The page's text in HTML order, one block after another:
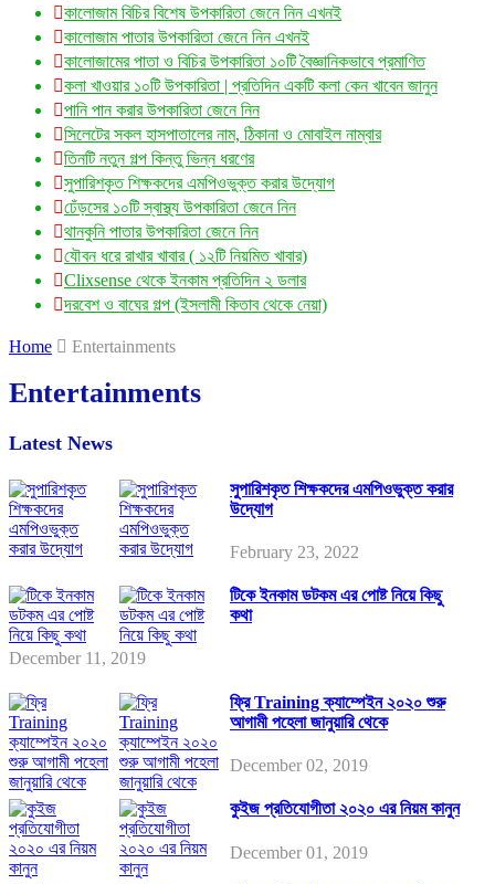
কালোজাম বিচির বিশেষ উপকারিতা জেনে নিন এখনই
কালোজাম পাতার উপকারিতা জেনে নিন এখনই
কালোজামের পাতা ও বিচির উপকারিতা ১০টি বৈজ্ঞানিকভাবে প্রমাণিত
কলা খাওয়ার ১০টি উপকারিতা | প্রতিদিন একটি কলা কেন খাবেন জানুন
পানি পান করার উপকারিতা জেনে নিন
সিলেটের সকল হাসপাতালের নাম, ঠিকানা ও মোবাইল নাম্বার
তিনটি নতুন গল্প কিন্তু ভিন্ন ধরণের
সুপারিশকৃত শিক্ষকদের এমপিওভুক্ত করার উদ্যোগ
ঢেঁড়সের ১০টি স্বাস্থ্য উপকারিতা জেনে নিন
থানকুনি পাতার উপকারিতা জেনে নিন
যৌবন ধরে রাখার খাবার ( ১২টি নিয়মিত খাবার)
Clixsense থেকে ইনকাম প্রতিদিন ২ ডলার
দরবেশ ও বাঘের গল্প (ইসলামী কিতাব থেকে নেয়া)
Home Entertainments
Entertainments
Latest News
সুপারিশকৃত শিক্ষকদের এমপিওভুক্ত করার
উদ্যোগ
February 23, 2022
টিকে ইনকাম ডটকম এর পোষ্ট নিয়ে কিছু
কথা
December 11, 2019
ফ্রি Training ক্যাম্পেইন ২০২০ শুরু
আগামী পহেলা জানুয়ারি থেকে
December 02, 2019
কুইজ প্রতিযোগীতা ২০২০ এর নিয়ম কানুন
December 01, 2019